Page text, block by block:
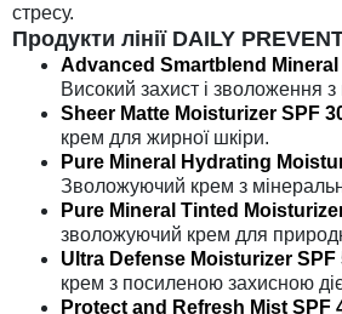
стресу.
Продукти лінії DAILY
Advanced Smartblend
Високий захист і зволоження
Sheer Matte Moisturizer SPF
крем для жирної шкіри.
Pure Mineral Hydrating
Зволожуючий крем з
Pure Mineral Tinted
зволожуючий крем для
Ultra Defense Moisturizer SPF
крем з посиленою захисною
Protect and Refresh Mist SPF